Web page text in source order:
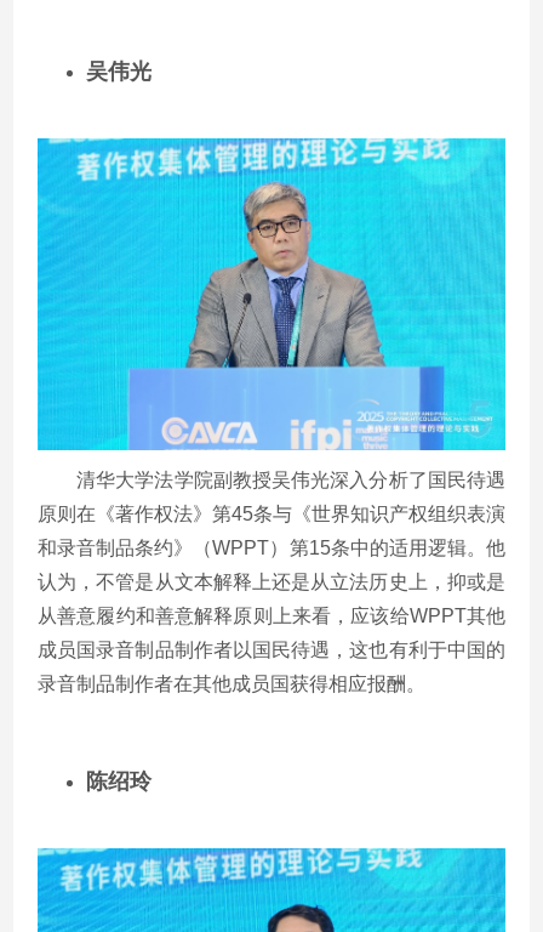
吴伟光
清华大学法学院副教授吴伟光深入分析了国民待遇
原则在《著作权法》第45条与《世界知识产权组织表演
和录音制品条约》（WPPT）第15条中的适用逻辑。他
认为，不管是从文本解释上还是从立法历史上，抑或是
从善意履约和善意解释原则上来看，应该给WPPT其他
成员国录音制品制作者以国民待遇，这也有利于中国的
录音制品制作者在其他成员国获得相应报酬。
陈绍玲